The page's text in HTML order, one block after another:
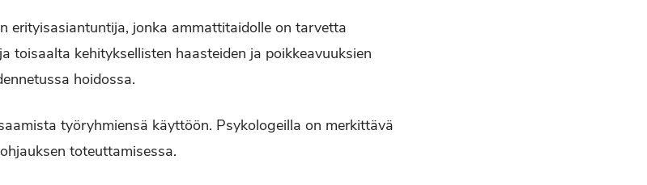
erityisasiantuntija, jonka ammattitaidolle on tarvetta
toisaalta kehityksellisten haasteiden ja poikkeavuuksien
hoidossa.
työryhmiensä käyttöön. Psykologeilla on merkittävä
toteuttamisessa.